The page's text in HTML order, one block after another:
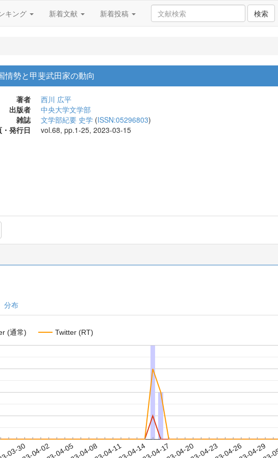
キング 新着文献 新着投稿 検索
情勢と甲斐武田家の動向
著者
西川 広平
出版者
中央大学文学部
雑誌
文学部紀要 史学 (ISSN:05296803)
発行日
vol.68, pp.1-25, 2023-03-15
分布
(通常) Twitter (RT)